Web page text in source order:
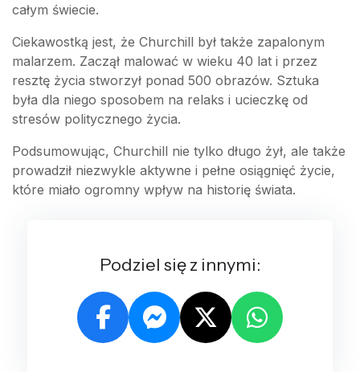
całym świecie.
Ciekawostką jest, że Churchill był także zapalonym
malarzem. Zaczął malować w wieku 40 lat i przez
resztę życia stworzył ponad 500 obrazów. Sztuka
była dla niego sposobem na relaks i ucieczkę od
stresów politycznego życia.
Podsumowując, Churchill nie tylko długo żył, ale także
prowadził niezwykle aktywne i pełne osiągnięć życie,
które miało ogromny wpływ na historię świata.
Podziel się z innymi: